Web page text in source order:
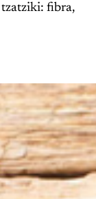
tzatziki: fibra,